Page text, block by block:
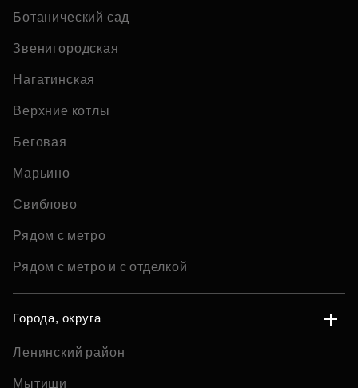
Ботанический сад
Звенигородская
Нагатинская
Верхние котлы
Беговая
Марьино
Свиблово
Рядом с метро
Рядом с метро и с отделкой
Города, округа
Ленинский район
Мытищи